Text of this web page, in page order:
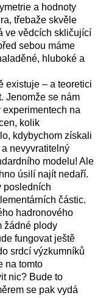
a hodnoty
třebaže skvěle
ve vědcích skličující
sebou máme
hluboké a
existuje – a teoretici
Jenomže se nám
na
kolik
kdybychom získali
nevyvratitelný
modelu! Ale
úsilí najít nedaří.
posledních
částic.
hadronového
žádné plody
fungovat ještě
srdcí výzkumníků
na tomto
nic? Bude to
se pak vydá